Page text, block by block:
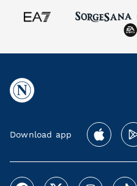
Download app